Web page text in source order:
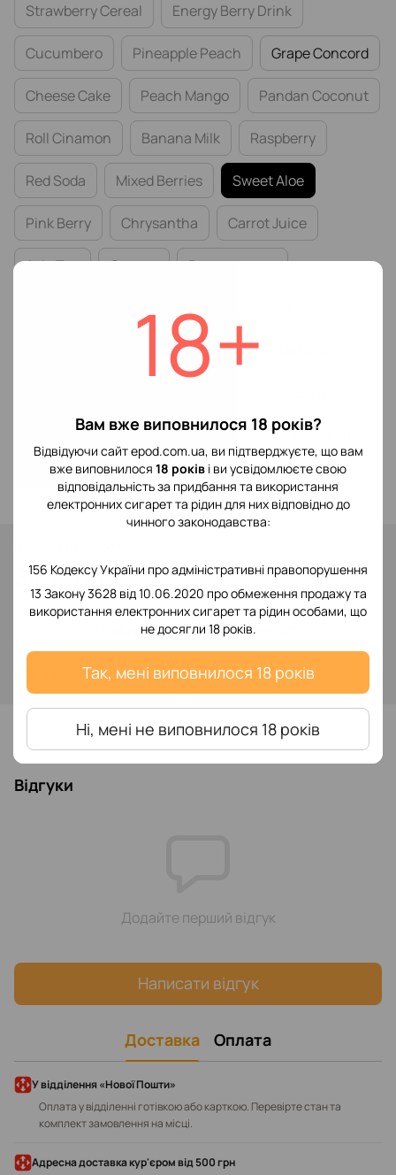
18+
Вам вже виповнилося 18 років?
Відвідуючи сайт epod.com.ua, ви підтверджуєте, що вам
вже виповнилося 18 років і ви усвідомлюєте свою
відповідальність за придбання та використання
електронних сигарет та рідин для них відповідно до
чинного законодавства:
156 Кодексу України про адміністративні правопорушення
13 Закону 3628 від 10.06.2020 про обмеження продажу та
використання електронних сигарет та рідин особами, що
не досягли 18 років.
Так, мені виповнилося 18 років
Ні, мені не виповнилося 18 років
Strawberry Cereal Energy Berry Drink
Cucumbero Pineapple Peach Grape Concord
Cheese Cake Peach Mango Pandan Coconut
Roll Cinamon Banana Milk Raspberry
Red Soda Mixed Berries Sweet Aloe
Pink Berry Chrysantha Carrot Juice
Asia Tea Orange Pomegranate
Dubacco
Feijoa Pomelo Vanilla Ice Cream
Strawberry Milkshake
349 грн
Повідомити, коли з'явиться
для відображення накопичувальної знижки
До обраного
Відгуки
Додайте перший відгук
Написати відгук
Доставка Оплата
У відділення «Нової Пошти»
Оплата у відділенні готівкою або карткою. Перевірте стан та
комплект замовлення на місці.
Адресна доставка кур'єром від 500 грн